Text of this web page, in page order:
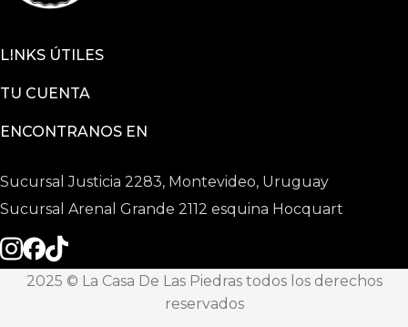
LINKS ÚTILES
TU CUENTA
ENCONTRANOS EN
Sucursal Justicia 2283, Montevideo, Uruguay
Sucursal Arenal Grande 2112 esquina Hocquart
2025 © La Casa De Las Piedras todos los derechos
reservados